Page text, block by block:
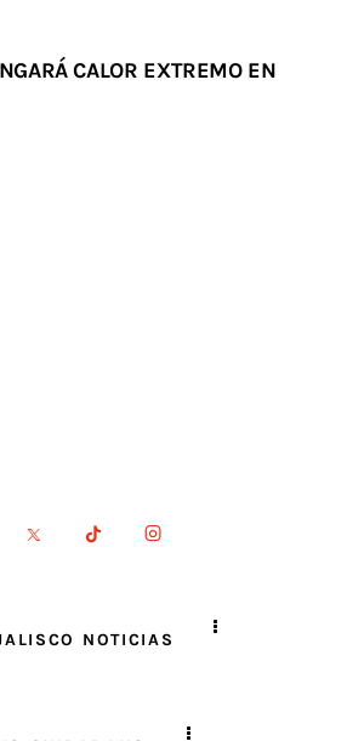
CALOR EXTREMO EN
NOTICIAS